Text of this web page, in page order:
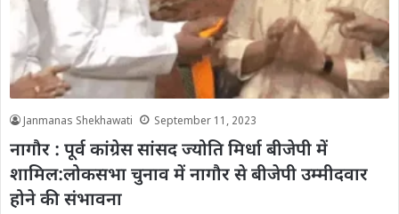
Janmanas Shekhawati September 11, 2023
नागौर : पूर्व कांग्रेस सांसद ज्योति मिर्धा बीजेपी में
शामिल:लोकसभा चुनाव में नागौर से बीजेपी उम्मीदवार
होने की संभावना